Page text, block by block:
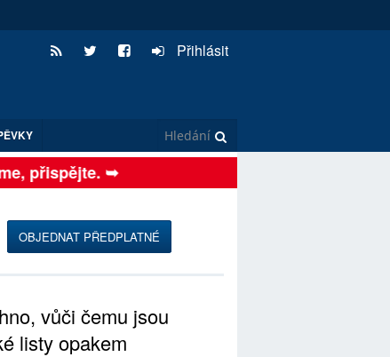
Přihlásit
přispějte. ➥
OBJEDNAT PŘEDPLATNÉ
vůči čemu jsou
listy opakem